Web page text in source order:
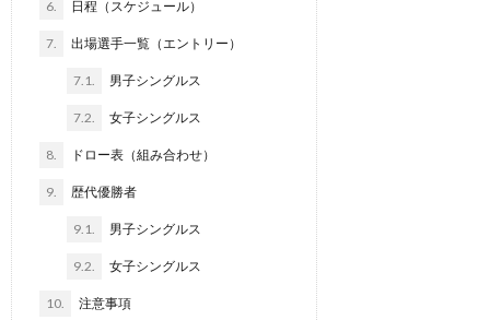
6. 日程（スケジュール）
7. 出場選手一覧（エントリー）
7.1. 男子シングルス
7.2. 女子シングルス
8. ドロー表（組み合わせ）
9. 歴代優勝者
9.1. 男子シングルス
9.2. 女子シングルス
10. 注意事項